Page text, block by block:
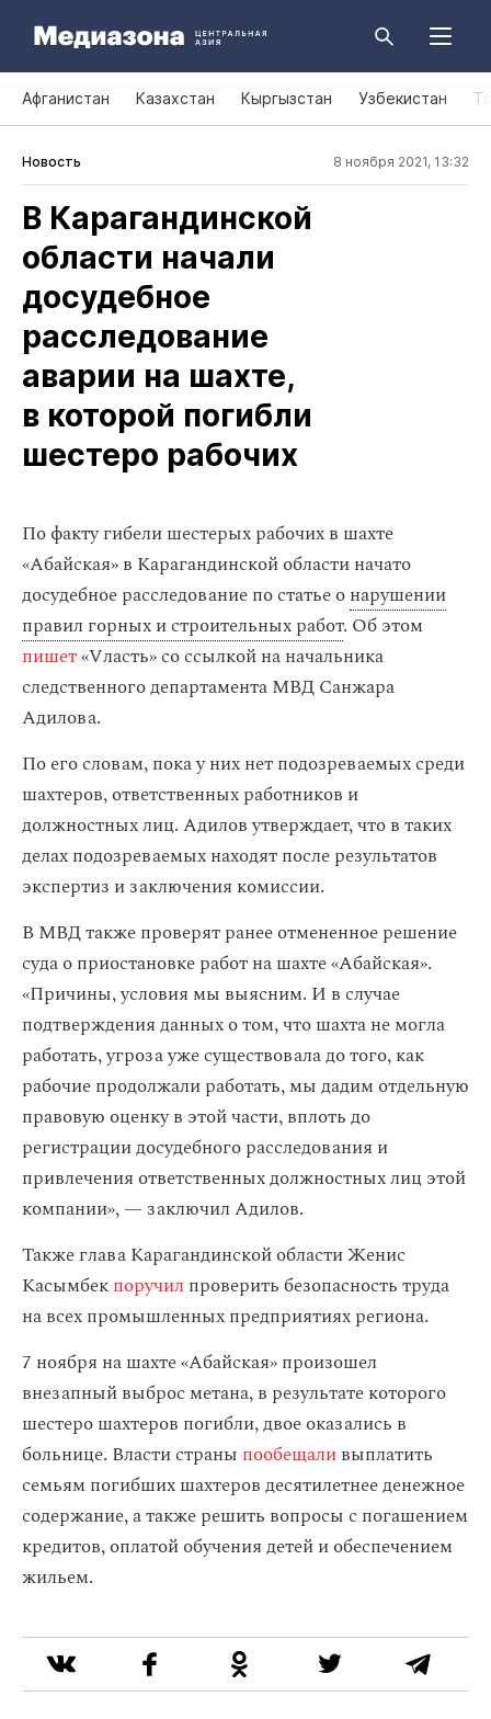
Афганистан Казахстан Кыргызстан Узбекистан
Новость 8 ноября 2021, 13:32
В Карагандинской
области начали
досудебное
расследование
аварии на шахте,
в которой погибли
шестеро рабочих
По факту гибели шестерых рабочих в шахте
«Абайская» в Карагандинской области начато
досудебное расследование по статье онарушении
правил горных и строительных работ. Об этом
пишет«Vласть» со ссылкой на начальника
следственного департамента МВД Санжара
Адилова.
По его словам, пока у них нет подозреваемых среди
шахтеров, ответственных работников и
должностных лиц. Адилов утверждает, что в таких
делах подозреваемых находят после результатов
экспертиз и заключения комиссии.
В МВД также проверят ранее отмененное решение
суда о приостановке работ на шахте «Абайская».
«Причины, условия мы выясним. И в случае
подтверждения данных о том, что шахта не могла
работать, угроза уже существовала до того, как
рабочие продолжали работать, мы дадим отдельную
правовую оценку в этой части, вплоть до
регистрации досудебного расследования и
привлечения ответственных должностных лиц этой
компании», — заключил Адилов.
Также глава Карагандинской области Женис
Касымбекпоручил проверить безопасность труда
на всех промышленных предприятиях региона.
7 ноября на шахте «Абайская» произошел
внезапный выброс метана, в результате которого
шестеро шахтеров погибли, двое оказались в
больнице. Власти страны пообещаливыплатить
семьям погибших шахтеров десятилетнее денежное
содержание, а также решить вопросы с погашением
кредитов, оплатой обучения детей и обеспечением
жильем.